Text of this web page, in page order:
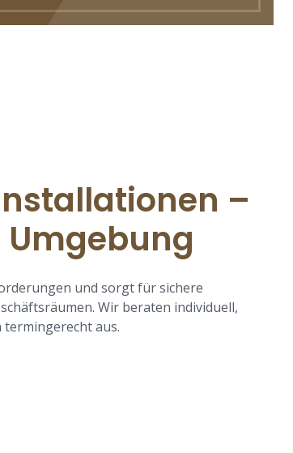
–
und sorgt für sichere
Wir beraten individuell,
aus.